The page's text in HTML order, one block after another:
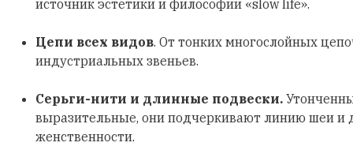
источник эстетики и философии «slow life».
Цепи всех видов. От тонких многослойных
индустриальных звеньев.
Серьги-нити и длинные подвески.
выразительные, они подчеркивают линию шеи и
женственности.